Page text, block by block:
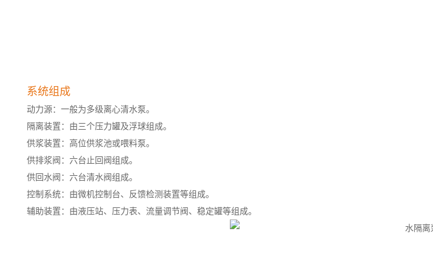
系统组成
动力源：一般为多级离心清水泵。
隔离装置：由三个压力罐及浮球组成。
供浆装置：高位供浆池或喂料泵。
供排浆阀：六台止回阀组成。
供回水阀：六台清水阀组成。
控制系统：由微机控制台、反馈检测装置等组成。
辅助装置：由液压站、压力表、流量调节阀、稳定罐等组成。